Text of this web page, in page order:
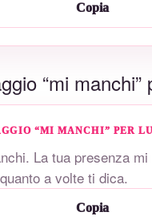
Copia
“mi manchi”
“MI MANCHI” PER
La tua presenza
a volte ti dica.
Copia